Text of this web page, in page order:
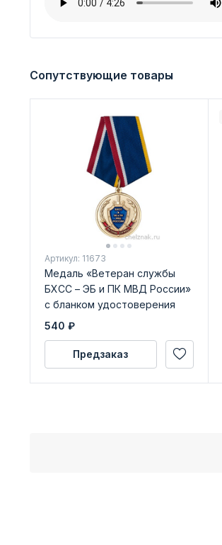
Сопутствующие товары
Артикул: 11673
Медаль «Ветеран службы
БХСС – ЭБ и ПК МВД России»
с бланком удостоверения
540 ₽
Предзаказ